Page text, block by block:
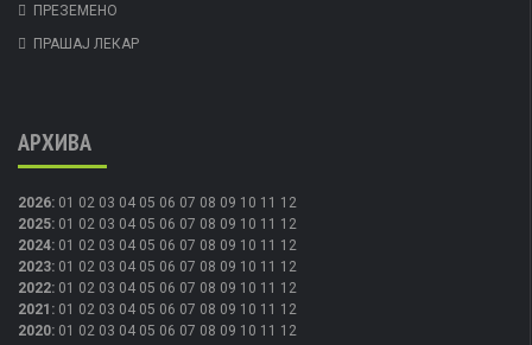
ПРЕЗЕМЕНО
ПРАШАЈ ЛЕКАР
АРХИВА
2026: 01 02 03 04 05 06 07 08 09 10 11 12
2025: 01 02 03 04 05 06 07 08 09 10 11 12
2024: 01 02 03 04 05 06 07 08 09 10 11 12
2023: 01 02 03 04 05 06 07 08 09 10 11 12
2022: 01 02 03 04 05 06 07 08 09 10 11 12
2021 : 01 02 03 04 05 06 07 08 09 10 11 12
2020: 01 02 03 04 05 06 07 08 09 10 11 12